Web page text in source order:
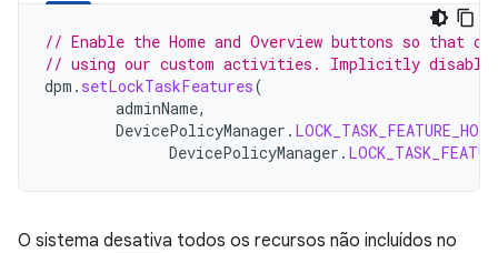
// Enable the Home and Overview buttons so that
// using our custom activities. Implicitly
dpm . setLockTaskFeatures(
adminName,
DevicePolicyManager . LOCK_TASK_FEATURE_HOME
DevicePolicyManager .
O sistema desativa todos os recursos não incluídos no